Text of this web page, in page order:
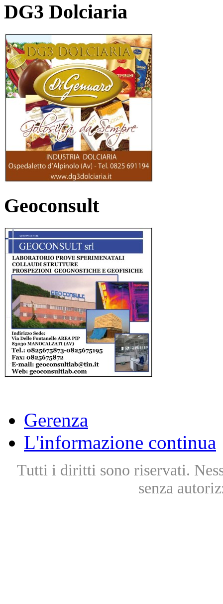
DG3 Dolciaria
Geoconsult
Gerenza
L'informazione continua
Tutti i diritti sono riservati.
senza